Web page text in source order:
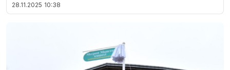
28.11.2025 10:38